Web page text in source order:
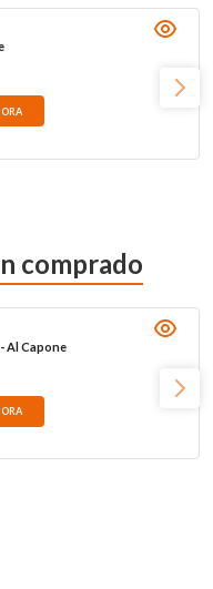
comprado
Al Capone